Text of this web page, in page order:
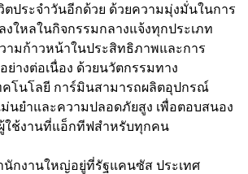
ตประจำวันอีกด้วย ด้วยความมุ่งมั่นในการ
ใหลในกิจกรรมกลางแจ้งทุกประเภท
ามก้าวหน้าในประสิทธิภาพและการ
างต่อเนื่อง ด้วยนวัตกรรมทาง
คโนโลยี การ์มินสามารถผลิตอุปกรณ์
นยำและความปลอดภัยสูง เพื่อตอบสนอง
ใช้งานที่แอ็กทีฟสำหรับทุกคน
กงานใหญ่อยู่ที่รัฐแคนซัส ประเทศ